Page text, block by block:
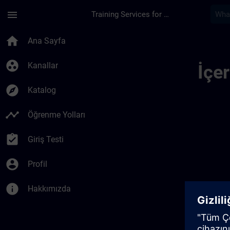
menu Training Services for Digital Industries
home Ana Sayfa
group_work Kanallar
explore Katalog
timeline Öğrenme Yolları
assignment_turned_in Giriş Testi
account_circle Profil
info Hakkımızda